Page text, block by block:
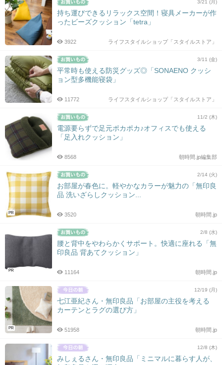
3/21 (月)
持ち運びできるリラックス空間！寝具メーカーが作
ったビーズクッション「tetra」
ライフスタイルショップ「スタイルストア」
3922
3/11 (金)
平常時も使える防災グッズ◎「SONAENO クッシ
ョン型多機能寝袋」
ライフスタイルショップ「スタイルストア」
11772
11/2 (木)
電源要らずで足元ポカポカ♪オフィスでも使える
「足入れクッション」
朝時間.jp編集部
8568
PR
2/14 (火)
お部屋が春色に。軽やかなカラーが魅力の「無印良
品 洗いざらしクッション...
朝時間.jp
3520
PR
2/8 (水)
腰と背中をやわらかくサポート。快適に座れる「無
印良品 背あてクッション」
朝時間.jp
11164
PR
12/19 (月)
七江亜紀さん・無印良品「お部屋の主役を考える
カーテンとラグの選び方」
朝時間.jp
51958
12/8 (木)
みしぇるさん・無印良品「ミニマルに暮らす人が、